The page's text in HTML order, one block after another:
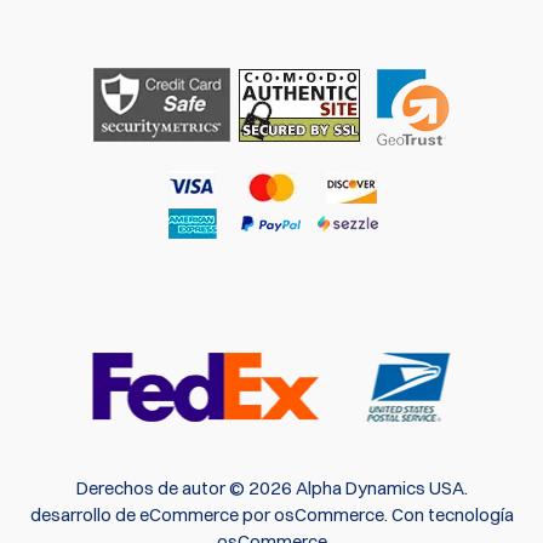
Derechos de autor © 2026 Alpha Dynamics USA.
desarrollo de eCommerceporosCommerce. Con tecnología